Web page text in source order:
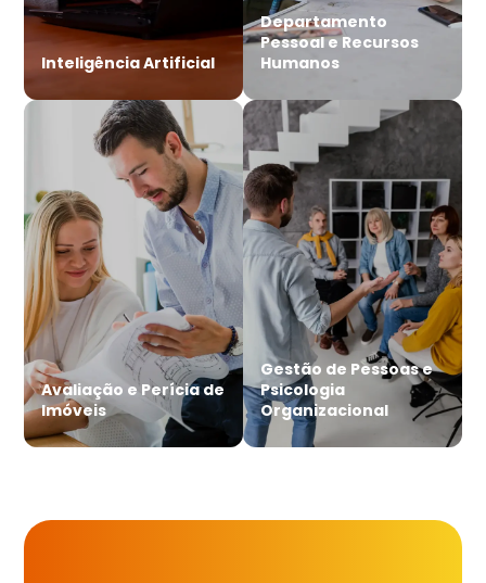
Inteligência Artificial
Departamento
Pessoal e Recursos
Humanos
Avaliação e Perícia de
Imóveis
Gestão de Pessoas e
Psicologia
Organizacional